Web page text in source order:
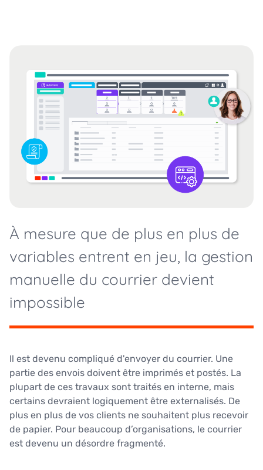
À mesure que de plus en plus de
variables entrent en jeu, la gestion
manuelle du courrier devient
impossible
Il est devenu compliqué d'envoyer du courrier. Une
partie des envois doivent être imprimés et postés. La
plupart de ces travaux sont traités en interne, mais
certains devraient logiquement être externalisés. De
plus en plus de vos clients ne souhaitent plus recevoir
de papier. Pour beaucoup d’organisations, le courrier
est devenu un désordre fragmenté.